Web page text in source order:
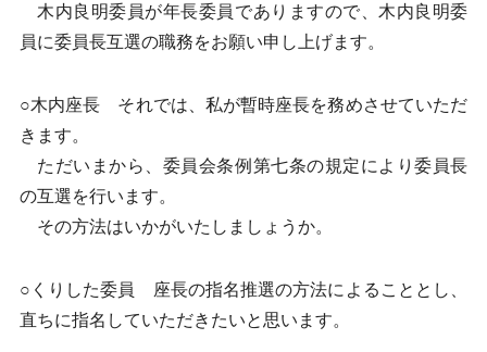
木内良明委員が年長委員でありますので、木内良明委
員に委員長互選の職務をお願い申し上げます。
○木内座長 それでは、私が暫時座長を務めさせていただ
きます。
ただいまから、委員会条例第七条の規定により委員長
の互選を行います。
その方法はいかがいたしましょうか。
○くりした委員 座長の指名推選の方法によることとし、
直ちに指名していただきたいと思います。